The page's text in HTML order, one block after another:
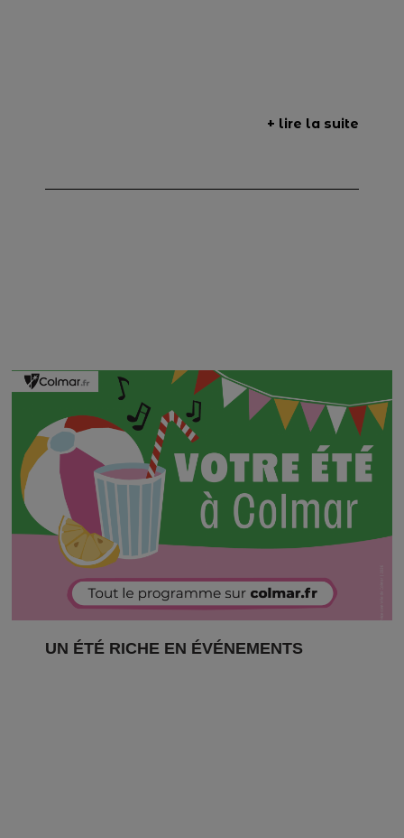
+ lire la suite
UN ÉTÉ RICHE EN ÉVÉNEMENTS